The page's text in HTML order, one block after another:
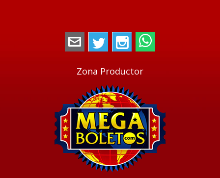
megaboletos@gmail.com
TwitterInstagram
Zona Productor